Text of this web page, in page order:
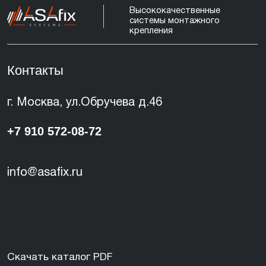
©2023-2026Asafix Все права защищены